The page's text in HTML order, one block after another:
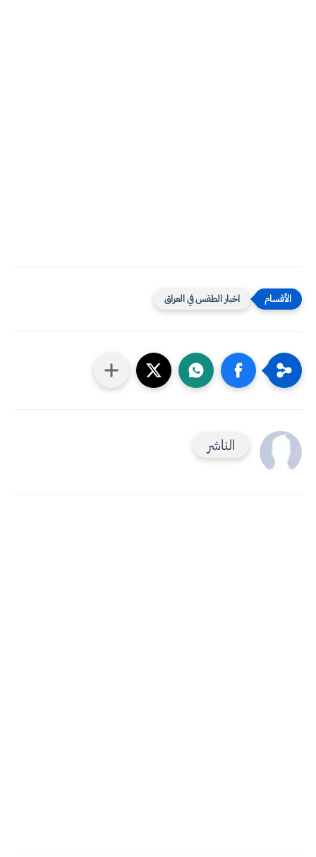
اخبار الطقس في العراق
الناشر